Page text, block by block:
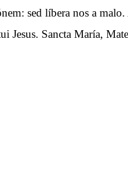
sed líbera nos a malo.
Sancta María,